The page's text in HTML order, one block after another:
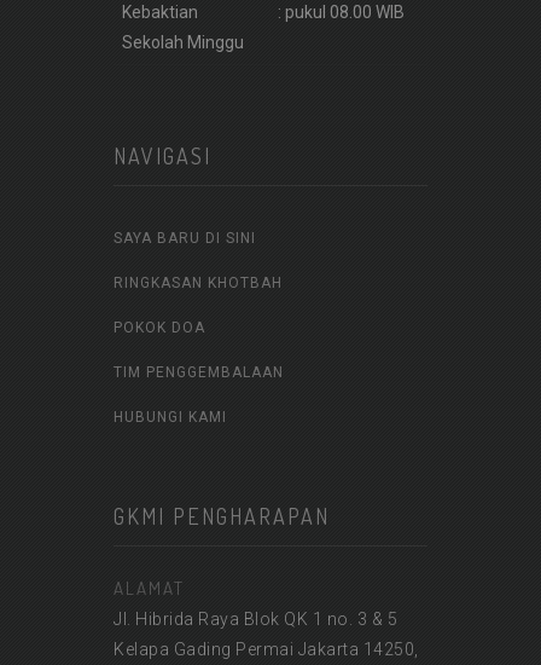
Kebaktian
Sekolah Minggu
: pukul 08.00 WIB
NAVIGASI
SAYA BARU DI SINI
RINGKASAN KHOTBAH
POKOK DOA
TIM PENGGEMBALAAN
HUBUNGI KAMI
GKMI PENGHARAPAN
ALAMAT
Jl. Hibrida Raya Blok QK 1 no. 3 & 5
Kelapa Gading Permai Jakarta 14250,